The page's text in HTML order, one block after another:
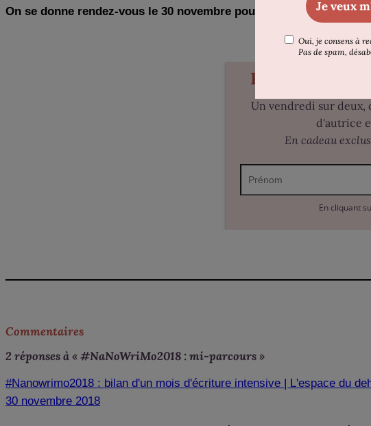
On se donne rendez-vous le 30 novembre pour savoir si j’ai
Commentaires
2 réponses à « #NaNoWriMo2018 : mi-parcours »
#Nanowrimo2018 : bilan d'un mois d'écriture intensive | L'espace du
30 novembre 2018